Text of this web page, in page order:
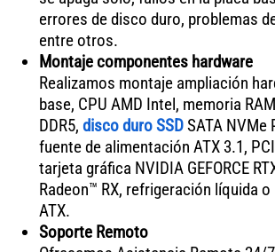
errores de disco duro, problemas
entre otros.
Montaje componentes hardware
Realizamos montaje ampliación
base, CPU AMD Intel, memoria
DDR5, disco duro SSDSATA NVMe
fuente de alimentación ATX 3.1,
tarjeta gráfica NVIDIA GEFORCE
Radeon™ RX, refrigeración líquida
ATX.
Soporte Remoto